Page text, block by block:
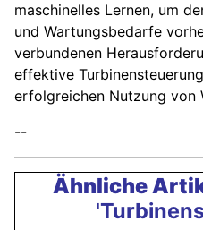
maschinelles Lernen, um
und Wartungsbedarfe
verbundenen
effektive
erfolgreichen Nutzung von
--
Ähnliche